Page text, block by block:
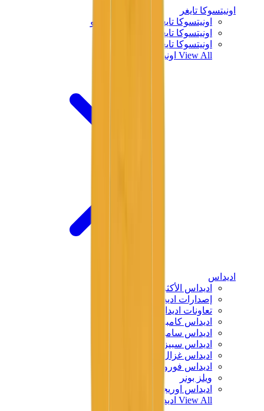
اونيتسوكا تايغر
اونيتسوكا تايغر مكسيكو 66 سابو
اونيتسوكا تايغر مكسيكو 66
اونيتسوكا تايغر توكوتن
View All اونيتسوكا تايغر
اديداس
اديداس الأكثر مبيعاً
إصدارات اديداس الجديدة
تعاونات اديداس
اديداس كامبوس
اديداس سامبا
اديداس سبيزيال
اديداس غزال
اديداس فوروم لو
ويلز بونر
اديداس اوريجينالز
View All اديداس